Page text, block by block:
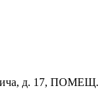
д. 17, ПОМЕЩ.